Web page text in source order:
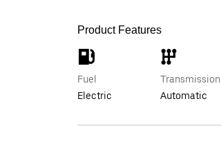
Product Features
Fuel
Electric
Transmission
Automatic